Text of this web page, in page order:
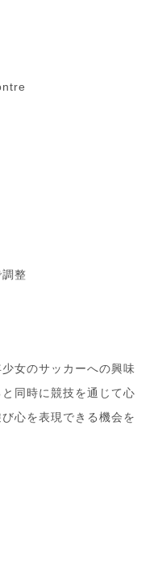
整
女のサッカーへの興味
同時に競技を通じて心
心を表現できる機会を